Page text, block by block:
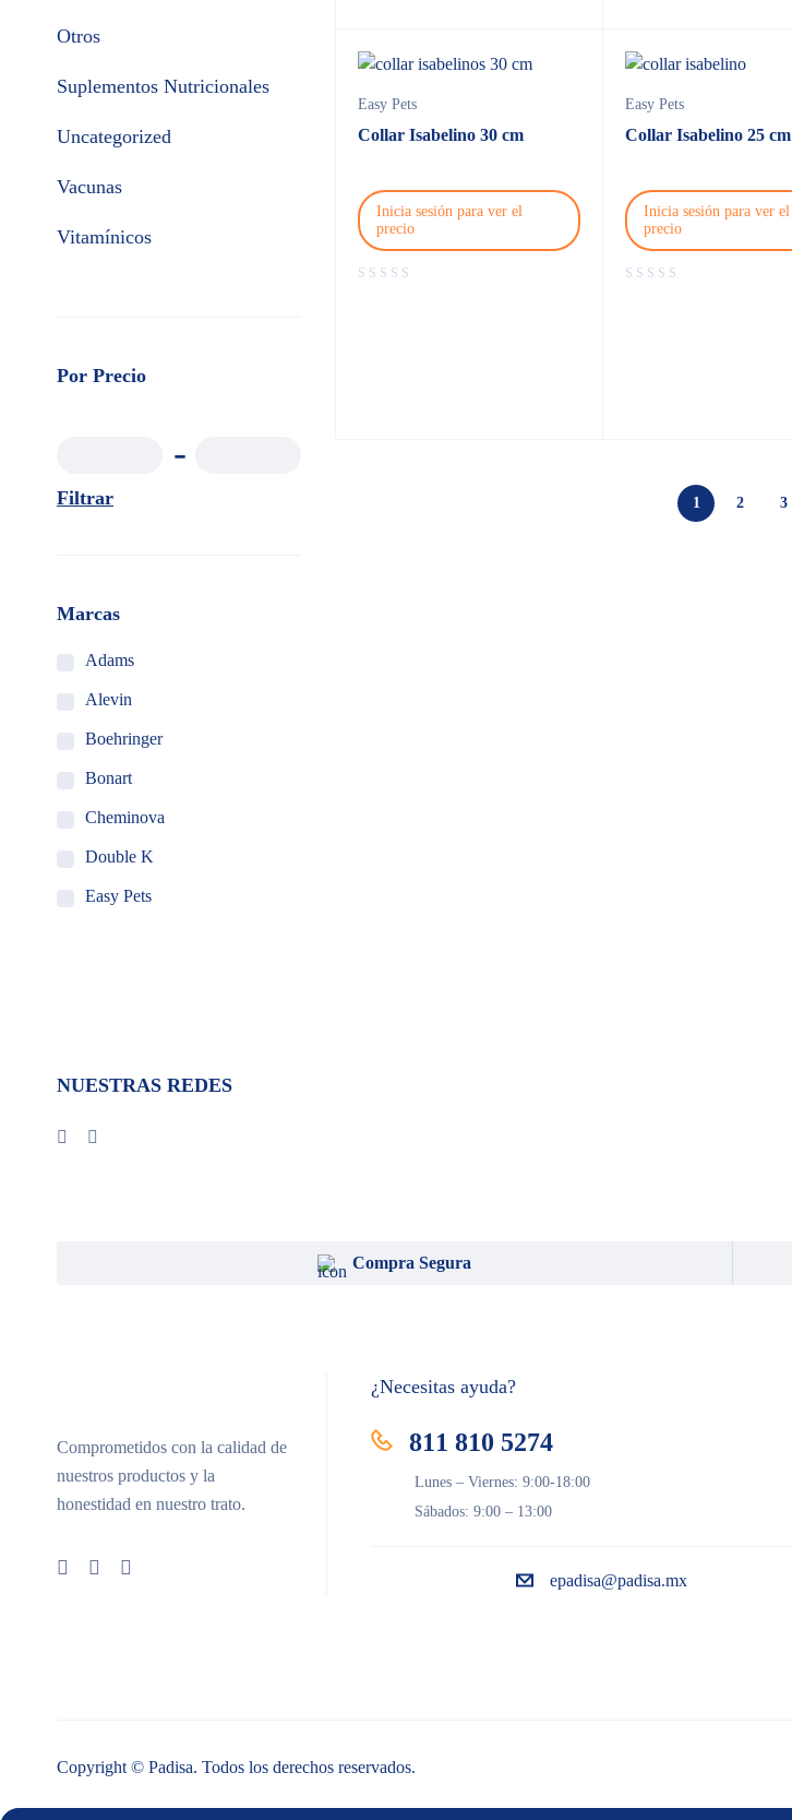
Otros
Suplementos Nutricionales
Uncategorized
Vacunas
Vitamínicos
Por Precio
Filtrar
Marcas
Adams
Alevin
Boehringer
Bonart
Cheminova
Double K
Easy Pets
Piramal
Santgar
NUESTRAS REDES
Easy Pets
Collar Isabelino 30 cm
Inicia sesión para ver el
precio
Easy Pets
Collar Isabelino 25 cm
Inicia sesión para ver el
precio
1 2 3
Compra Segura
Comprometidos con la calidad de
nuestros productos y la
honestidad en nuestro trato.
¿Necesitas ayuda?
811 810 5274
Lunes – Viernes: 9:00-18:00
Sábados: 9:00 – 13:00
epadisa@padisa.mx
Copyright © Padisa. Todos los derechos reservados.